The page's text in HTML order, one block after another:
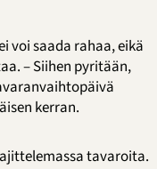
voi saada rahaa, eikä
– Siihen pyritään,
kerran.
tavaroita.